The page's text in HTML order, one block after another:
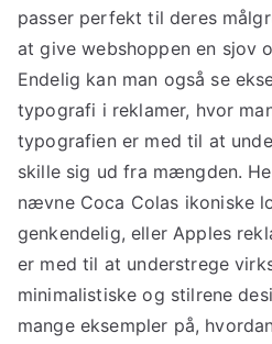
passer perfekt til deres
at give webshoppen en sjov
Endelig kan man også se
typografi i reklamer, hvor
typografien er med til at
skille sig ud fra mængden.
nævne Coca Colas ikoniske
genkendelig, eller Apples
er med til at understrege
minimalistiske og stilrene
mange eksempler på,